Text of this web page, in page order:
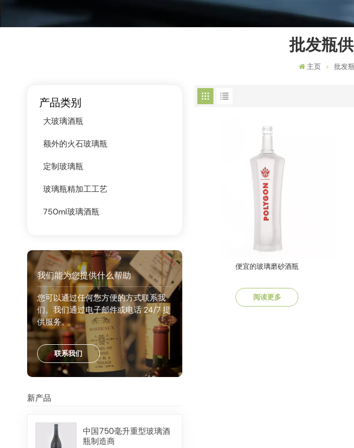
批发瓶
主页 批发
产品类别
大玻璃酒瓶
额外的火石玻璃瓶
定制玻璃瓶
玻璃瓶精加工工艺
750ml玻璃酒瓶
我们能为您提供什么帮助
您可以通过任何您方便的方式联系我
们。我们通过电子邮件或电话 24/7 提
供服务。
联系我们
新产品
中国750毫升重型玻璃酒
瓶制造商
便宜的玻璃磨砂酒瓶
阅读更多